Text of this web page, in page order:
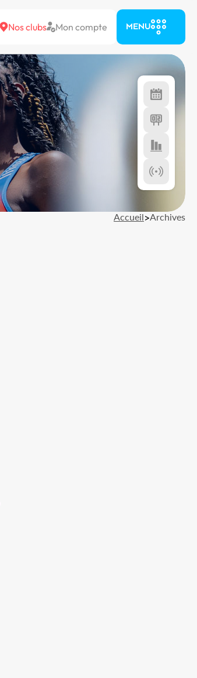
Nos clubs Mon compte MENU
Accueil>Archives